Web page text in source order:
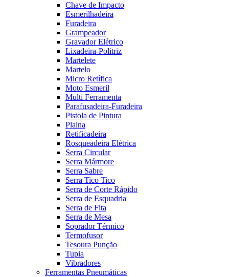
Chave de Impacto
Esmerilhadeira
Furadeira
Grampeador
Gravador Elétrico
Lixadeira-Politriz
Martelete
Martelo
Micro Retífica
Moto Esmeril
Multi Ferramenta
Parafusadeira-Furadeira
Pistola de Pintura
Plaina
Retificadeira
Rosqueadeira Elétrica
Serra Circular
Serra Mármore
Serra Sabre
Serra Tico Tico
Serra de Corte Rápido
Serra de Esquadria
Serra de Fita
Serra de Mesa
Soprador Térmico
Termofusor
Tesoura Punção
Tupia
Vibradores
Ferramentas Pneumáticas